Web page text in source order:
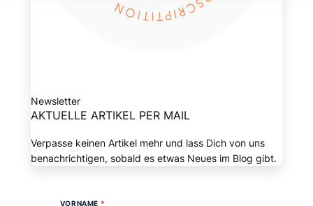
Newsletter
AKTUELLE ARTIKEL PER MAIL
Verpasse keinen Artikel mehr und lass Dich von uns
benachrichtigen, sobald es etwas Neues im Blog gibt.
VORNAME *